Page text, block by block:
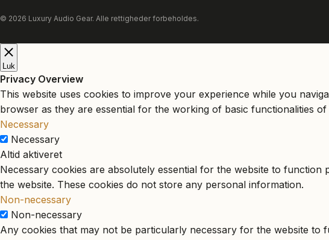
© 2026 Luxury Audio Gear. Alle rettigheder forbeholdes.
Luk
Privacy Overview
This website uses cookies to improve your experience while you
browser as they are essential for the working of basic functionalities of
Necessary
Necessary
Altid aktiveret
Necessary cookies are absolutely essential for the website to
the website. These cookies do not store any personal information.
Non-necessary
Non-necessary
Any cookies that may not be particularly necessary for the website to